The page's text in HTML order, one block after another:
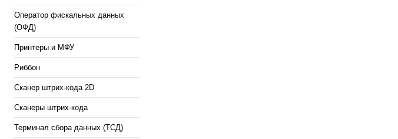
Оператор фискальных данных
(ОФД)
Принтеры и МФУ
Риббон
Сканер штрих-кода 2D
Сканеры штрих-кода
Терминал сбора данных (ТСД)